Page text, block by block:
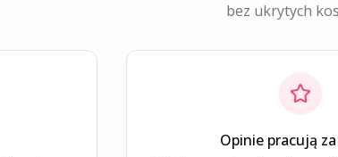
bez ukrytych
Opinie pracują